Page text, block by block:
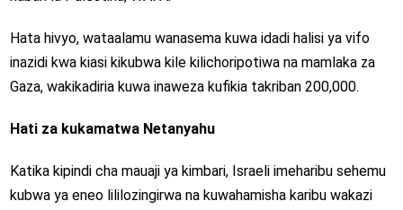
Hata hivyo, wataalamu wanasema kuwa idadi halisi ya vifo
inazidi kwa kiasi kikubwa kile kilichoripotiwa na mamlaka za
Gaza, wakikadiria kuwa inaweza kufikia takriban 200,000.
Hati za kukamatwa Netanyahu
Katika kipindi cha mauaji ya kimbari, Israeli imeharibu sehemu
kubwa ya eneo lililozingirwa na kuwahamisha karibu wakazi